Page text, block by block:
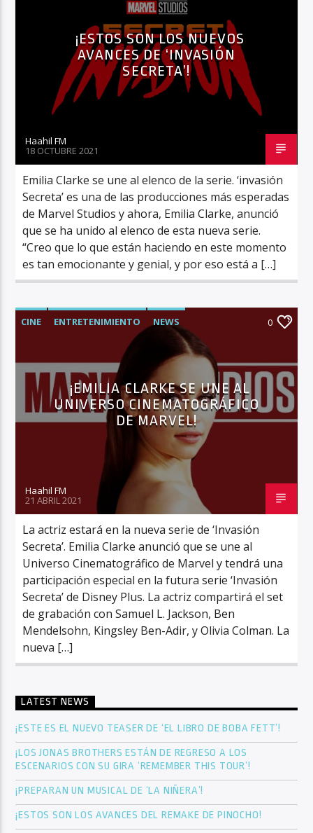
Haahil FM
¡ESTOS SON LOS NUEVOS
AVANCES DE ‘INVASIÓN
SECRETA’!
Haahil FM
18 OCTUBRE 2021
Emilia Clarke se une al elenco de la serie. ‘invasión
Secreta’ es una de las producciones más esperadas
de Marvel Studios y ahora, Emilia Clarke, anunció
que se ha unido al elenco de esta nueva serie.
“Creo que lo que están haciendo en este momento
es tan emocionante y genial, y por eso está a […]
CINE ENTRETENIMIENTO NEWS 0
¡EMILIA CLARKE SE UNE AL
UNIVERSO CINEMATOGRÁFICO
DE MARVEL!
Haahil FM
21 ABRIL 2021
La actriz estará en la nueva serie de ‘Invasión
Secreta’. Emilia Clarke anunció que se une al
Universo Cinematográfico de Marvel y tendrá una
participación especial en la futura serie ‘Invasión
Secreta’ de Disney Plus. La actriz compartirá el set
de grabación con Samuel L. Jackson, Ben
Mendelsohn, Kingsley Ben-Adir, y Olivia Colman. La
nueva […]
LATEST NEWS
¡ESTE ES EL NUEVO TEASER DE ‘EL LIBRO DE BOBA FETT’!
¡LOS JONAS BROTHERS ESTÁN DE REGRESO A LOS
ESCENARIOS CON SU GIRA ‘REMEMBER THIS TOUR’!
¡PREPARAN UN MUSICAL DE ‘LA NIÑERA’!
¡ESTOS SON LOS AVANCES DEL REMAKE DE PINOCHO!